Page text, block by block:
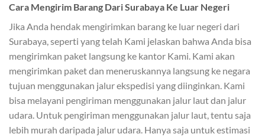
Cara Mengirim Barang Dari Surabaya Ke Luar Negeri
Jika Anda hendak mengirimkan barang ke luar negeri dari
Surabaya, seperti yang telah Kami jelaskan bahwa Anda bisa
mengirimkan paket langsung ke kantor Kami. Kami akan
mengirimkan paket dan meneruskannya langsung ke negara
tujuan menggunakan jalur ekspedisi yang diinginkan. Kami
bisa melayani pengiriman menggunakan jalur laut dan jalur
udara. Untuk pengiriman menggunakan jalur laut, tentu saja
lebih murah daripada jalur udara. Hanya saja untuk estimasi